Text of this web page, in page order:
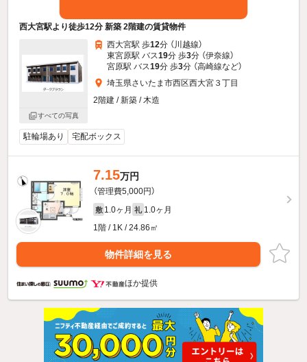
西大宮駅より徒歩12分 新築 2階建の賃貸物件
すべての写真
西大宮駅 歩12分 （川越線）
東宮原駅 バス19分 歩3分 （伊奈線）
宮原駅 バス19分 歩3分 （高崎線など）
埼玉県さいたま市西区西大宮３丁目
2階建 / 新築 / 木造
駐輪場あり 宅配ボックス
7.15万円
（管理費5,000円）
敷 1.0ヶ月 礼 1.0ヶ月
1階 / 1K / 24.86㎡
物件詳細を見る
ほか提供